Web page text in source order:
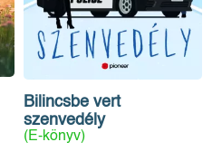
Bilincsbe vert
szenvedély
(E-könyv)